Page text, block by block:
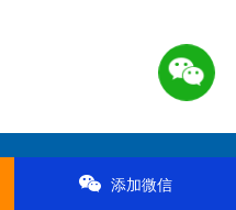
添加微信